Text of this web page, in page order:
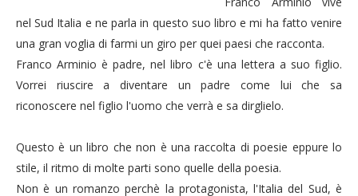
nel Sud Italia e ne parla in questo suo libro e mi ha fatto venire
una gran voglia di farmi un giro per quei paesi che racconta.
Franco Arminio è padre, nel libro c'è una lettera a suo figlio.
Vorrei riuscire a diventare un padre come lui che sa
riconoscere nel figlio l'uomo che verrà e sa dirglielo.
Questo è un libro che non è una raccolta di poesie eppure lo
stile, il ritmo di molte parti sono quelle della poesia.
Non è un romanzo perchè la protagonista, l'Italia del Sud, è